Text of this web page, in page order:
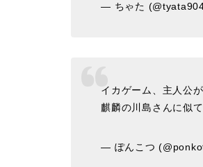
— ちゃた
イカゲーム、主人公
麒麟の川島さんに似
— ぽんこつ